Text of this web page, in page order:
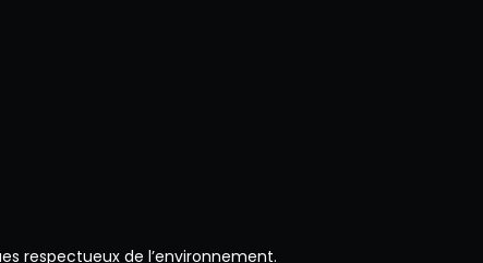
respectueux de l’environnement.